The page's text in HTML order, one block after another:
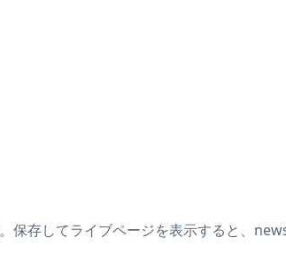
保存してライブページを表示すると、